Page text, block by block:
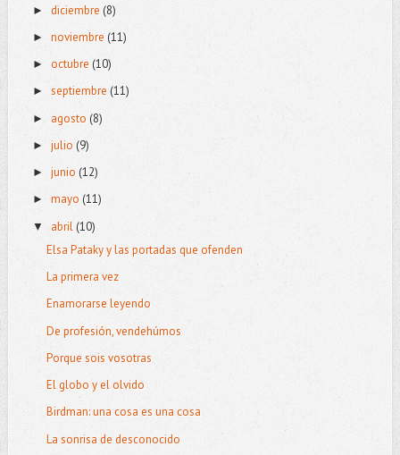
► diciembre (8)
► noviembre (11)
► octubre (10)
► septiembre (11)
► agosto (8)
► julio (9)
► junio (12)
► mayo (11)
▼ abril (10)
Elsa Pataky y las portadas que ofenden
La primera vez
Enamorarse leyendo
De profesión, vendehúmos
Porque sois vosotras
El globo y el olvido
Birdman: una cosa es una cosa
La sonrisa de desconocido